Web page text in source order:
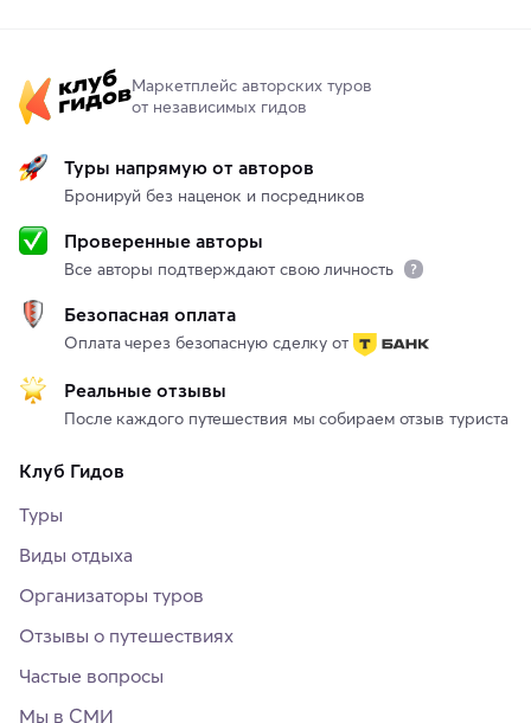
Маркетплейс авторских туров
от независимых гидов
Туры напрямую от авторов
Бронируй без наценок и посредников
Проверенные авторы
Все авторы подтверждают свою личность
Безопасная оплата
Оплата через безопасную сделку от
Реальные отзывы
После каждого путешествия мы собираем отзыв туриста
Клуб Гидов
Туры
Виды отдыха
Организаторы туров
Отзывы о путешествиях
Частые вопросы
Мы в СМИ